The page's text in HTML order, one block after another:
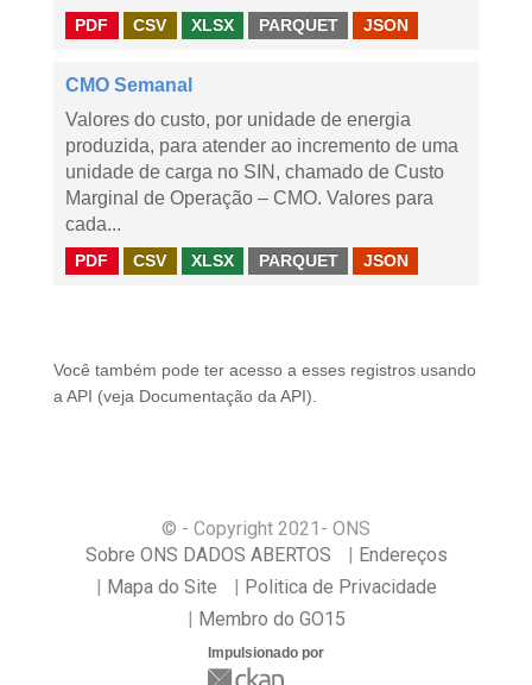
PDF CSV XLSX PARQUET JSON
CMO Semanal
Valores do custo, por unidade de energia
produzida, para atender ao incremento de uma
unidade de carga no SIN, chamado de Custo
Marginal de Operação – CMO. Valores para
cada...
PDF CSV XLSX PARQUET JSON
Você também pode ter acesso a esses registros usando
a API (veja Documentação da API ).
© - Copyright 2021 - ONS
Sobre ONS DADOS ABERTOS
Endereços
Mapa do Site
Politica de Privacidade
Membro do GO15
Impulsionado por